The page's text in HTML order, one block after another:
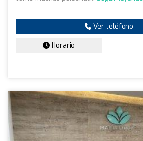
Ver teléfono
Horario